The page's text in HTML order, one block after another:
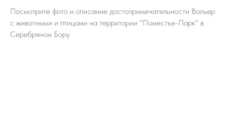
Посмотрите фото и описание достопримечательности Вольер
с животными и птицами на территории "Поместье-Парк" в
Серебряном Бору